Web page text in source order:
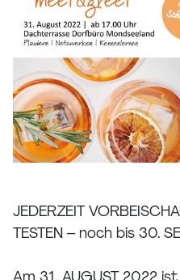
JEDERZEIT
TESTEN – noch bis 30.